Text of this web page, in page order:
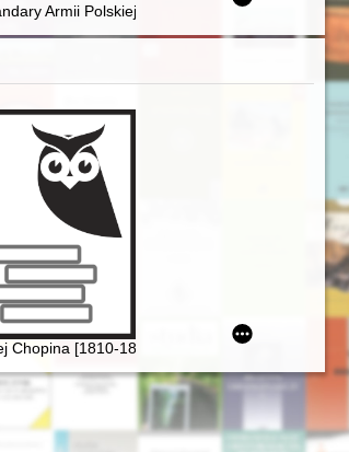
na stanowisku 1-4 w Kolonii
Armii Polskiej we Włoszech 1918-1919
Mickiewicza, Słowackiego, Chopina,
Chopina [1810-1849]